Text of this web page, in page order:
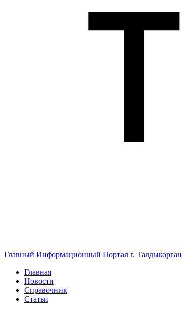
Главный Информационный Портал г. Талдыкорган
Главная
Новости
Справочник
Статьи